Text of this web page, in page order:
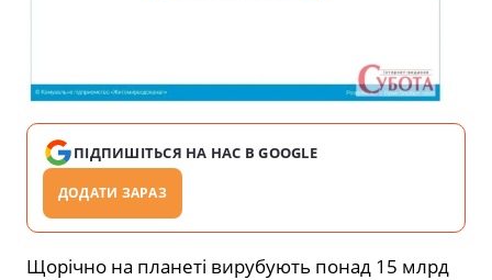
ПІДПИШІТЬСЯ НА НАС В GOOGLE
ДОДАТИ ЗАРАЗ
Щорічно на планеті вирубують понад 15 млрд